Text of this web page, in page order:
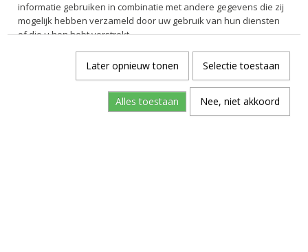
informatie gebruiken in combinatie met andere gegevens die zij
mogelijk hebben verzameld door uw gebruik van hun diensten
of die u hen hebt verstrekt.
Later opnieuw tonen Selectie toestaan
Alles toestaan Nee, niet akkoord